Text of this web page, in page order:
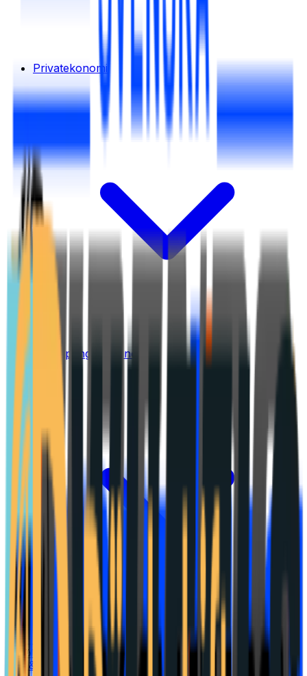
Privatekonomi
Tjäna pengar online
Meny
Lön & jobb